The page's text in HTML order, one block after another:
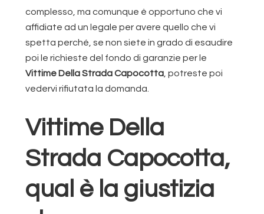
complesso, ma comunque è opportuno che vi
affidiate ad un legale per avere quello che vi
spetta perché, se non siete in grado di esaudire
poi le richieste del fondo di garanzie per le
Vittime Della Strada Capocotta , potreste poi
vedervi rifiutata la domanda.
Vittime Della
Strada Capocotta,
qual è la giustizia